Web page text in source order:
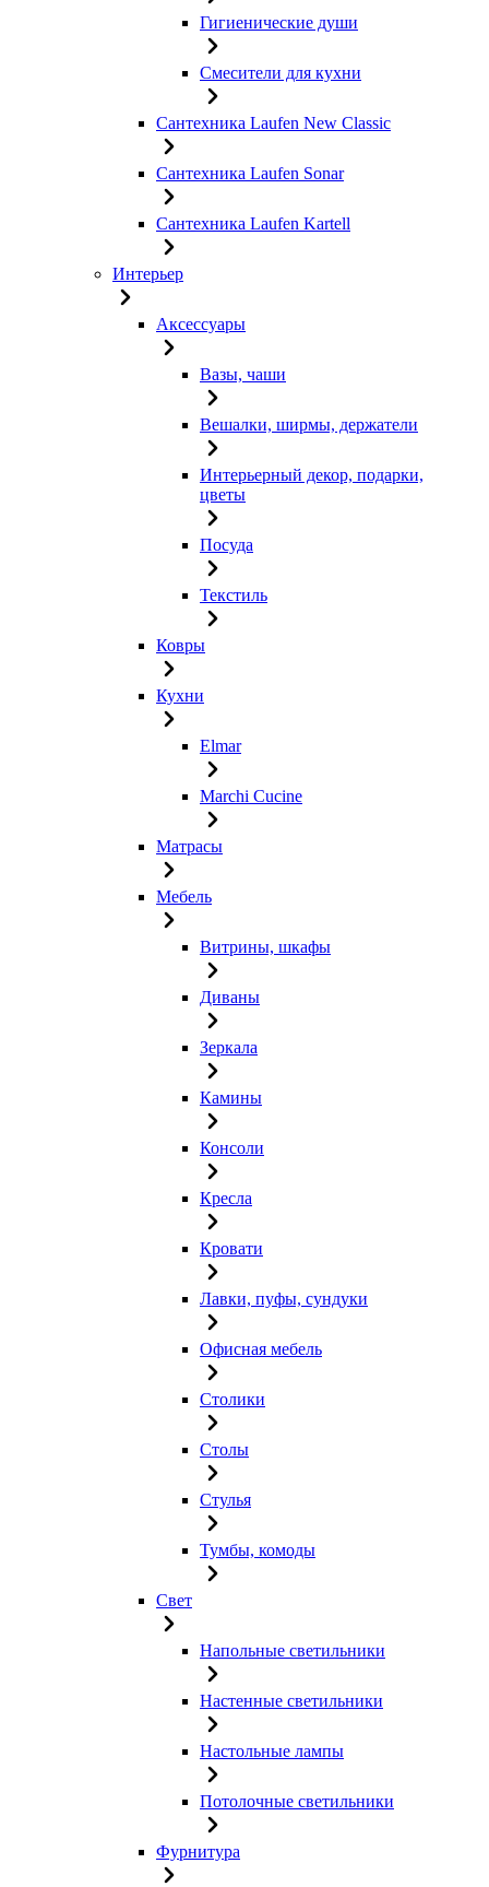
Гигиенические души
Смесители для кухни
Сантехника Laufen New Classic
Сантехника Laufen Sonar
Сантехника Laufen Kartell
Интерьер
Аксессуары
Вазы, чаши
Вешалки, ширмы, держатели
Интерьерный декор, подарки,
цветы
Посуда
Текстиль
Ковры
Кухни
Elmar
Marchi Cucine
Матрасы
Мебель
Витрины, шкафы
Диваны
Зеркала
Камины
Консоли
Кресла
Кровати
Лавки, пуфы, сундуки
Офисная мебель
Столики
Столы
Стулья
Тумбы, комоды
Свет
Напольные светильники
Настенные светильники
Настольные лампы
Потолочные светильники
Фурнитура